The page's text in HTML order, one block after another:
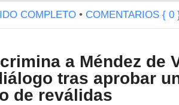
COMPLETO • COMENTARIOS { 0
a Méndez de
tras aprobar
de reválidas